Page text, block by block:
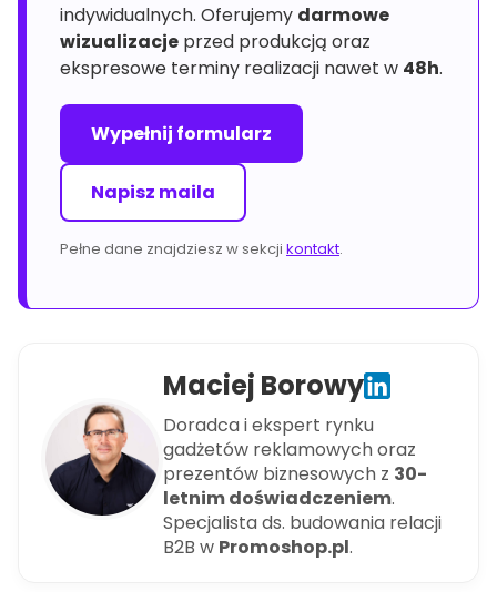
indywidualnych. Oferujemy darmowe
wizualizacje przed produkcją oraz
ekspresowe terminy realizacji nawet w 48h.
Wypełnij formularz
Napisz maila
Pełne dane znajdziesz w sekcji kontakt.
Maciej Borowy
Doradca i ekspert rynku
gadżetów reklamowych oraz
prezentów biznesowych z 30-
letnim doświadczeniem.
Specjalista ds. budowania relacji
B2B w Promoshop.pl.